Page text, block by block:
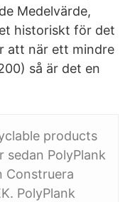
Medelvärde,
historiskt för det
att när ett mindre
så är det en
products
PolyPlank
Construera
PolyPlank